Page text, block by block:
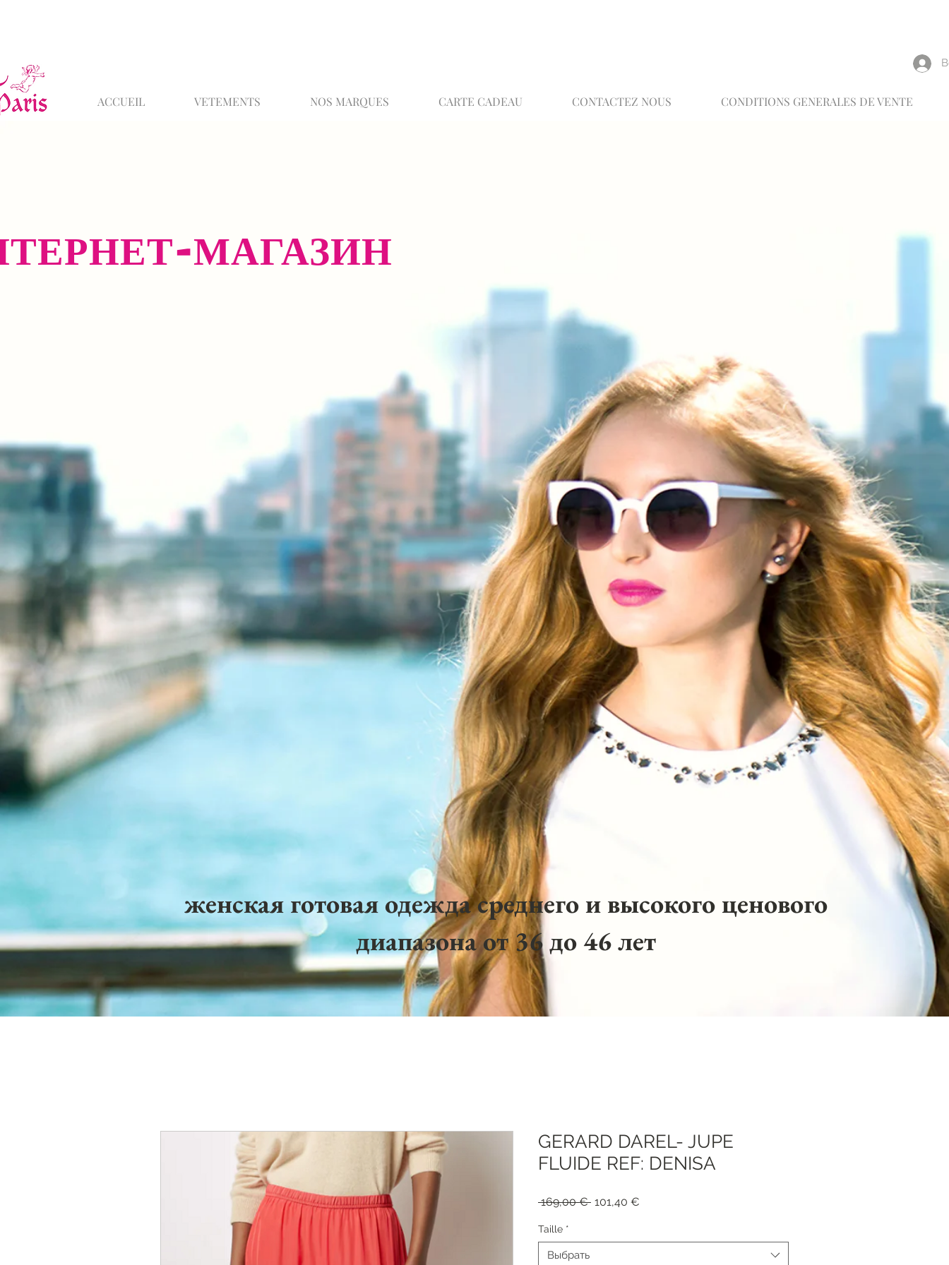
ACCUEIL VETEMENTS NOS MARQUES CARTE CADEAU CONTACTEZ NOUS CONDITIONS GENERALES DE VENTE
МАГАЗИН
женская готовая одежда среднего и высокого ценового
диапазона от 36 до 46 лет
GERARD DAREL- JUPE
FLUIDE REF: DENISA
169,00 € Обычная
101,40 €
Taille *
Выбрать